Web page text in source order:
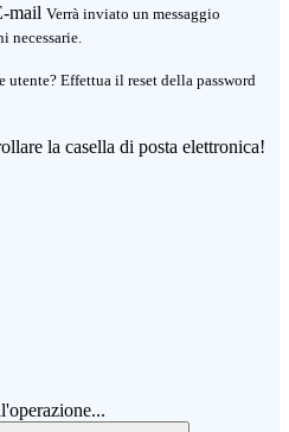
mail Verrà inviato un messaggio
necessarie.
utente? Effettua il reset della password
la casella di posta elettronica!